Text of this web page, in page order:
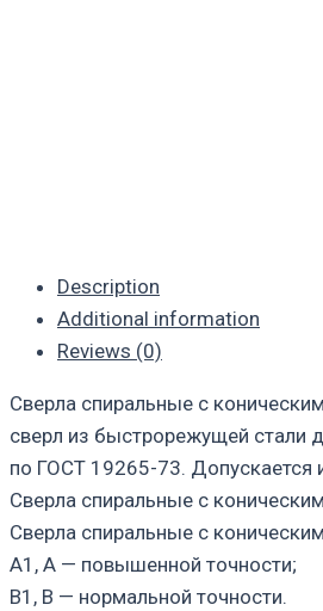
Description
Additional information
Reviews (0)
Сверла спиральные с
сверл из быстрорежущей стали
по ГОСТ 19265-73. Допускается
Сверла спиральные с
Сверла спиральные с
А1, А — повышенной точности;
В1, В — нормальной точности.